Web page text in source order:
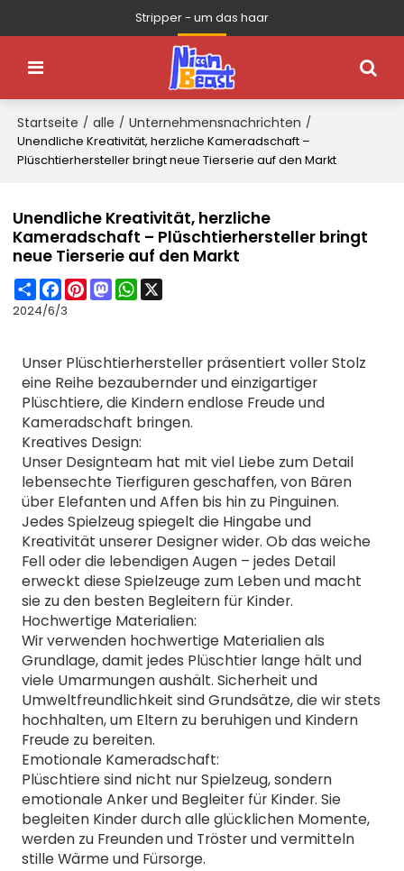
Stripper - um das haar
Startseite / alle / Unternehmensnachrichten /
Unendliche Kreativität, herzliche Kameradschaft –
Plüschtierhersteller bringt neue Tierserie auf den Markt
Unendliche Kreativität, herzliche
Kameradschaft – Plüschtierhersteller bringt
neue Tierserie auf den Markt
ShareFacebook
PinterestMastodonWhatsApp
2024/6/3
Unser Plüschtierhersteller präsentiert voller Stolz
eine Reihe bezaubernder und einzigartiger
Plüschtiere, die Kindern endlose Freude und
Kameradschaft bringen.
Kreatives Design:
Unser Designteam hat mit viel Liebe zum Detail
lebensechte Tierfiguren geschaffen, von Bären
über Elefanten und Affen bis hin zu Pinguinen.
Jedes Spielzeug spiegelt die Hingabe und
Kreativität unserer Designer wider. Ob das weiche
Fell oder die lebendigen Augen – jedes Detail
erweckt diese Spielzeuge zum Leben und macht
sie zu den besten Begleitern für Kinder.
Hochwertige Materialien:
Wir verwenden hochwertige Materialien als
Grundlage, damit jedes Plüschtier lange hält und
viele Umarmungen aushält. Sicherheit und
Umweltfreundlichkeit sind Grundsätze, die wir stets
hochhalten, um Eltern zu beruhigen und Kindern
Freude zu bereiten.
Emotionale Kameradschaft:
Plüschtiere sind nicht nur Spielzeug, sondern
emotionale Anker und Begleiter für Kinder. Sie
begleiten Kinder durch alle glücklichen Momente,
werden zu Freunden und Tröster und vermitteln
stille Wärme und Fürsorge.